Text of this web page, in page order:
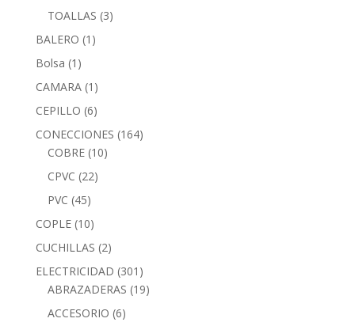
TOALLAS (3)
BALERO (1)
Bolsa (1)
CAMARA (1)
CEPILLO (6)
CONECCIONES (164)
COBRE (10)
CPVC (22)
PVC (45)
COPLE (10)
CUCHILLAS (2)
ELECTRICIDAD (301)
ABRAZADERAS (19)
ACCESORIO (6)